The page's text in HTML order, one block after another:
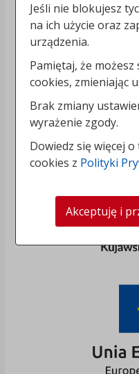
Jeśli nie blokujesz
na ich użycie oraz
urządzenia.
Pamiętaj, że
cookies, zmieniając
Brak zmiany
wyrażenie zgody.
Dowiedz się więcej
cookies z Polityki
Akceptuję i